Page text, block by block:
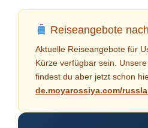
Reiseangebote
Aktuelle Reiseangebote für
Kürze verfügbar sein.
findest du aber jetzt schon
de.moyarossiya.com/